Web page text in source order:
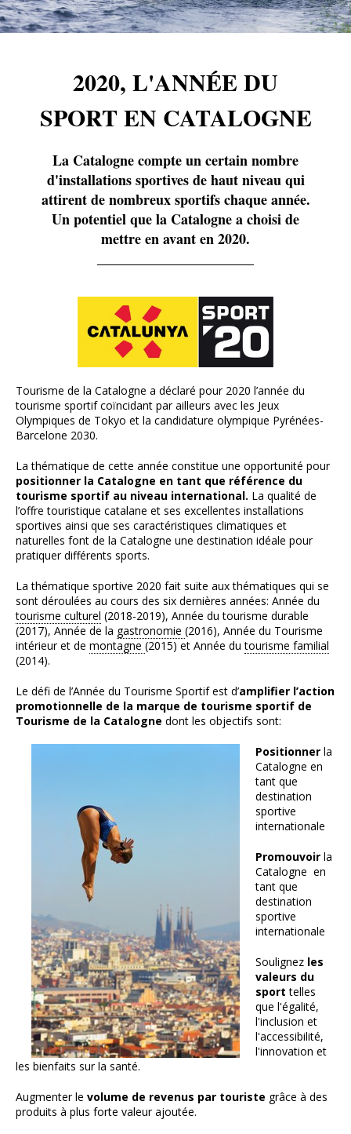
2020, L'ANNÉE DU
SPORT EN CATALOGNE
La Catalogne compte un certain nombre
d'installations sportives de haut niveau qui
attirent de nombreux sportifs chaque année.
Un potentiel que la Catalogne a choisi de
mettre en avant en 2020.
Tourisme de la Catalogne a déclaré pour 2020 l’année du
tourisme sportif coïncidant par ailleurs avec les Jeux
Olympiques de Tokyo et la candidature olympique Pyrénées-
Barcelone 2030.
La thématique de cette année constitue une opportunité pour
positionner la Catalogne en tant que référence du
tourisme sportif au niveau international. La qualité de
l’offre touristique catalane et ses excellentes installations
sportives ainsi que ses caractéristiques climatiques et
naturelles font de la Catalogne une destination idéale pour
pratiquer différents sports.
La thématique sportive 2020 fait suite aux thématiques qui se
sont déroulées au cours des six dernières années: Année du
tourisme culturel (2018-2019), Année du tourisme durable
(2017), Année de la gastronomie (2016), Année du Tourisme
intérieur et de montagne (2015) et Année dutourisme familial
(2014).
Le défi de l’Année du Tourisme Sportif est d’amplifier l’action
promotionnelle de la marque de tourisme sportif de
Tourisme de la Catalogne dont les objectifs sont:
Positionner la
Catalogne en
tant que
destination
sportive
internationale
Promouvoir la
Catalogne en
tant que
destination
sportive
internationale
Soulignez les
valeurs du
sporttelles
que l'égalité,
l'inclusion et
l'accessibilité,
l'innovation et
les bienfaits sur la santé.
Augmenter le volume de revenus par touriste grâce à des
produits à plus forte valeur ajoutée.